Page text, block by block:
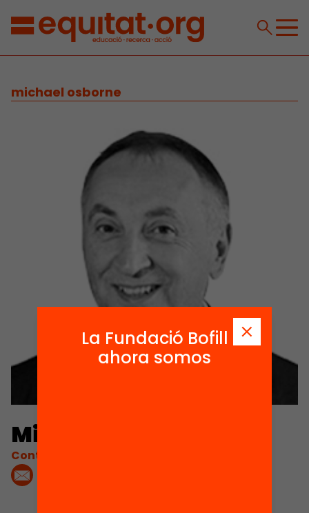
michael osborne
Michael Osborne
Contacta'm:
La Fundació Bofill
ahora somos